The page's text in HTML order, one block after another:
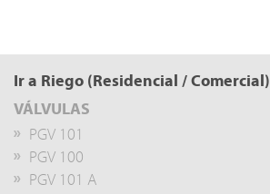
Ir a Riego (Residencial / Comercial)
VÁLVULAS
PGV 101
PGV 100
PGV 101 A